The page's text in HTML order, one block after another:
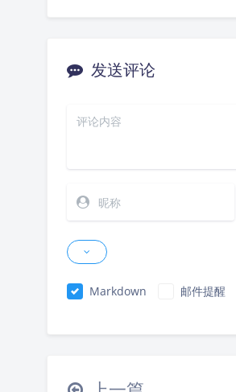
发送评论
Markdown 邮件提醒